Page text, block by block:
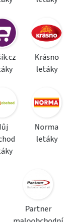
Krásno
letáky
Norma
letáky
Partner